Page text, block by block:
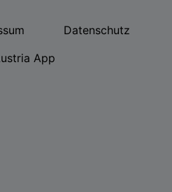
Datenschutz
App